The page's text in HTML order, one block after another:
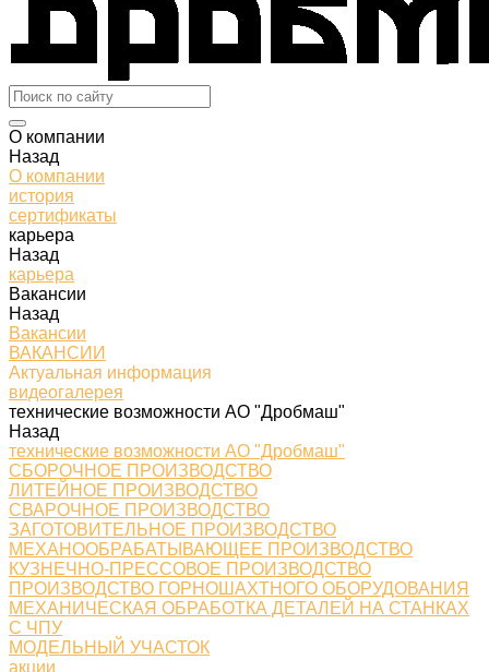
О компании
Назад
О компании
история
сертификаты
карьера
Назад
карьера
Вакансии
Назад
Вакансии
ВАКАНСИИ
Актуальная информация
видеогалерея
технические возможности АО "Дробмаш"
Назад
технические возможности АО "Дробмаш"
СБОРОЧНОЕ ПРОИЗВОДСТВО
ЛИТЕЙНОЕ ПРОИЗВОДСТВО
СВАРОЧНОЕ ПРОИЗВОДСТВО
ЗАГОТОВИТЕЛЬНОЕ ПРОИЗВОДСТВО
МЕХАНООБРАБАТЫВАЮЩЕЕ ПРОИЗВОДСТВО
КУЗНЕЧНО-ПРЕССОВОЕ ПРОИЗВОДСТВО
ПРОИЗВОДСТВО ГОРНОШАХТНОГО ОБОРУДОВАНИЯ
МЕХАНИЧЕСКАЯ ОБРАБОТКА ДЕТАЛЕЙ НА СТАНКАХ
С ЧПУ
МОДЕЛЬНЫЙ УЧАСТОК
акции